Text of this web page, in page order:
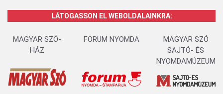
LÁTOGASSON EL WEBOLDALAINKRA:
MAGYAR SZÓ-
HÁZ
FORUM NYOMDA
MAGYAR SZÓ
SAJTÓ- ÉS
NYOMDAMÚZEUM